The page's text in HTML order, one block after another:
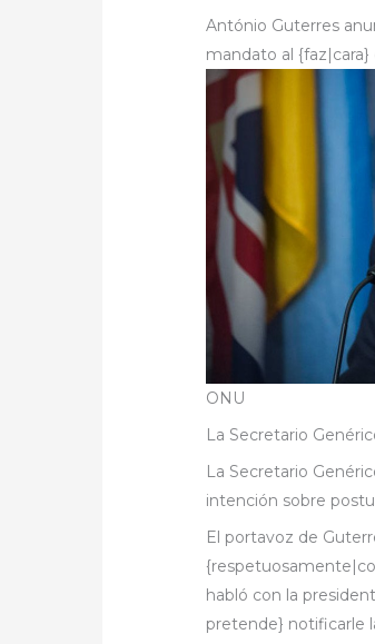
António Guterres
mandato al {faz|cara}
ONU
La Secretario
La Secretario
intención sobre
El portavoz de
habló con la
pretende} notificarle